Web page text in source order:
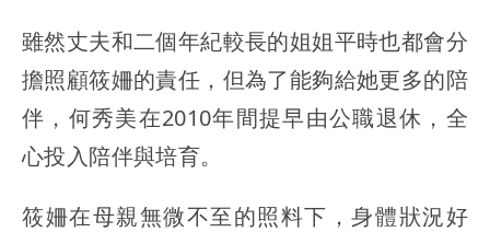
雖然丈夫和二個年紀較長的姐姐平時也都會分
擔照顧筱姍的責任，但為了能夠給她更多的陪
伴，何秀美在2010年間提早由公職退休，全
心投入陪伴與培育。
筱姍在母親無微不至的照料下，身體狀況好